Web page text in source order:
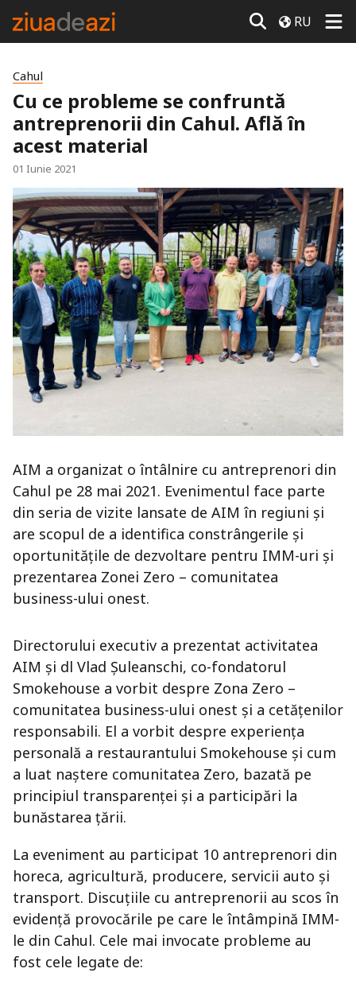
RU
Cahul
Cu ce probleme se confruntă
antreprenorii din Cahul. Află în
acest material
01 Iunie 2021
AIM a organizat o întâlnire cu antreprenori din
Cahul pe 28 mai 2021. Evenimentul face parte
din seria de vizite lansate de AIM în regiuni și
are scopul de a identifica constrângerile și
oportunitățile de dezvoltare pentru IMM-uri și
prezentarea Zonei Zero – comunitatea
business-ului onest.
Directorului executiv a prezentat activitatea
AIM și dl Vlad Șuleanschi, co-fondatorul
Smokehouse a vorbit despre Zona Zero –
comunitatea business-ului onest și a cetățenilor
responsabili. El a vorbit despre experiența
personală a restaurantului Smokehouse și cum
a luat naștere comunitatea Zero, bazată pe
principiul transparenței și a participări la
bunăstarea țării.
La eveniment au participat 10 antreprenori din
horeca, agricultură, producere, servicii auto și
transport. Discuțiile cu antreprenorii au scos în
evidență provocările pe care le întâmpină IMM-
le din Cahul. Cele mai invocate probleme au
fost cele legate de: